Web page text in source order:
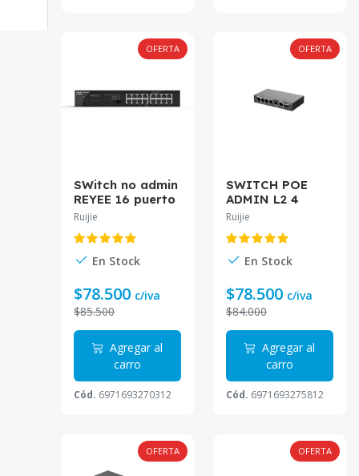
OFERTA
SWitch no admin
REYEE 16 puerto
10/100/1000Mbp
s RG-ES116G
Ruijie
En Stock
$78.500 c/iva
$85.500
Agregar al
carro
Cód. 6971693270312
OFERTA
SWITCH POE
ADMIN L2 4
PUERTOS GIGA
POE AFAT 54W
RG-ES206GS-P
Ruijie
En Stock
$78.500 c/iva
$84.000
Agregar al
carro
Cód. 6971693275812
OFERTA OFERTA